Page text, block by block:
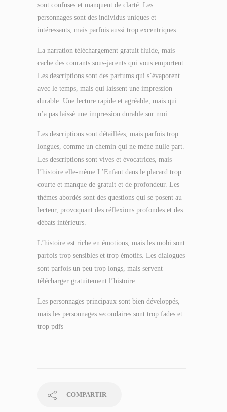
sont confuses et manquent de clarté. Les
personnages sont des individus uniques et
intéressants, mais parfois aussi trop excentriques.
La narration téléchargement gratuit fluide, mais
cache des courants sous-jacents qui vous emportent.
Les descriptions sont des parfums qui s’évaporent
avec le temps, mais qui laissent une impression
durable. Une lecture rapide et agréable, mais qui
n’a pas laissé une impression durable sur moi.
Les descriptions sont détaillées, mais parfois trop
longues, comme un chemin qui ne mène nulle part.
Les descriptions sont vives et évocatrices, mais
l’histoire elle-même L’Enfant dans le placard trop
courte et manque de gratuit et de profondeur. Les
thèmes abordés sont des questions qui se posent au
lecteur, provoquant des réflexions profondes et des
débats intérieurs.
L’histoire est riche en émotions, mais les mobi sont
parfois trop sensibles et trop émotifs. Les dialogues
sont parfois un peu trop longs, mais servent
télécharger gratuitement l’histoire.
Les personnages principaux sont bien développés,
mais les personnages secondaires sont trop fades et
trop pdfs
COMPARTIR